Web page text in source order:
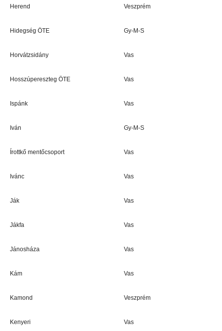
Herend Veszprém
Hidegség ÖTE Gy-M-S
Horvátzsidány Vas
Hosszúpereszteg ÖTE Vas
Ispánk Vas
Iván Gy-M-S
Írottkő mentőcsoport Vas
Ivánc Vas
Ják Vas
Jákfa Vas
Jánosháza Vas
Kám Vas
Kamond Veszprém
Kenyeri Vas